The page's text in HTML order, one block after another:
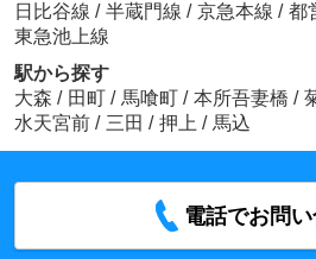
日比谷線 / 半蔵門線 / 京急本線 / 都
東急池上線
駅から探す
大森 / 田町 / 馬喰町 / 本所吾妻橋 /
水天宮前 / 三田 / 押上 / 馬込
電話でお問